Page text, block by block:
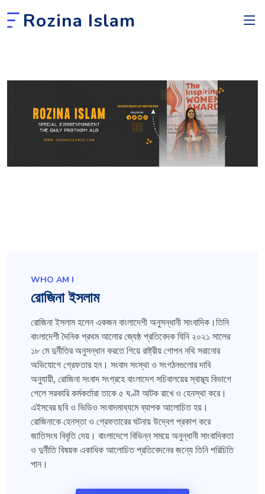
Rozina Islam
WHO AM I
রোজিনা ইসলাম
রোজিনা ইসলাম হলেন একজন বাংলাদেশী অনুসন্ধানী সাংবাদিক।তিনি
বাংলাদেশী দৈনিক প্রথম আলোর জ্যেষ্ঠ প্রতিবেদক যিনি ২০২১ সালের
১৮ মে দুর্নীতির অনুসন্ধান করতে গিয়ে রাষ্ট্রীয় গোপন নথি সরানোর
অভিযোগে গ্রেফতার হন। সংবাদ সংস্থা ও সংগঠনগুলোর দাবি
অনুযায়ী, রোজিনা সংবাদ সংগ্রহে বাংলাদেশ সচিবালয়ের স্বাস্থ্য বিভাগে
গেলে সরকারি কর্মকর্তারা তাকে ৫ ঘণ্টা আটক রাখে ও হেনস্থা করে।
এইসবের ছবি ও ভিডিও সংবাদমাধ্যমে ব্যাপক আলোচিত হয়।
রোজিনাকে হেনস্তা ও গ্রেফতারের ঘটনায় উদ্বেগ প্রকাশ করে
জাতিসংঘ বিবৃতি দেয়। বাংলাদেশে বিভিন্ন সময়ে অনুন্ধানী সাংবাদিকতা
ও দুর্নীতি বিষয়ক একাধিক আলোচিত প্রতিবেদনের জন্যে তিনি পরিচিতি
পান।